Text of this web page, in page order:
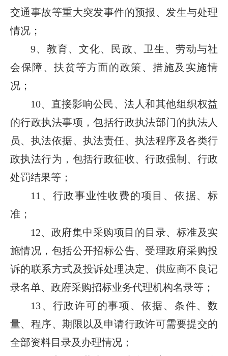
交通事故等重大突发事件的预报、发生与处理
情况；
9、教育、文化、民政、卫生、劳动与社
会保障、扶贫等方面的政策、措施及实施情
况；
10、直接影响公民、法人和其他组织权益
的行政执法事项，包括行政执法部门的执法人
员、执法依据、执法责任、执法程序及各类行
政执法行为，包括行政征收、行政强制、行政
处罚结果等；
11、行政事业性收费的项目、依据、标
准；
12、政府集中采购项目的目录、标准及实
施情况，包括公开招标公告、受理政府采购投
诉的联系方式及投诉处理决定、供应商不良记
录名单、政府采购招标业务代理机构名录等；
13、行政许可的事项、依据、条件、数
量、程序、期限以及申请行政许可需要提交的
全部资料目录及办理情况；